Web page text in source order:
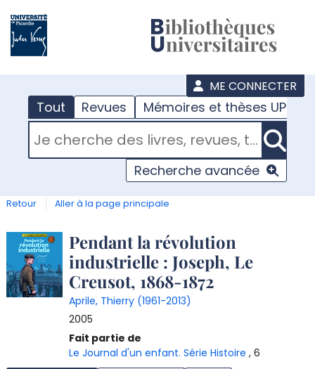
ME CONNECTER
Tout Revues Mémoires et thèses UPJV
RECHERCHER DANS "TOUT"
Recherche avancée
Retour Aller à la page principale
Détail
document
Pendant la révolution
industrielle : Joseph, Le
Creusot, 1868-1872
Aprile, Thierry (1961-2013)
2005
Fait partie de
Le Journal d'un enfant. Série Histoire , 6